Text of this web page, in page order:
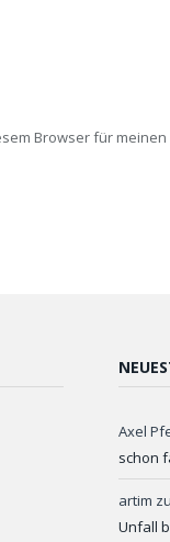
Browser für
Axel
schon
artim
Unfall